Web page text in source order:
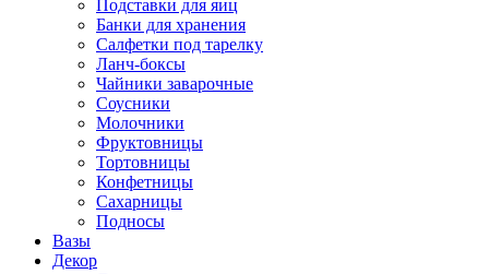
Подставки для яиц
Банки для хранения
Салфетки под тарелку
Ланч-боксы
Чайники заварочные
Соусники
Молочники
Фруктовницы
Тортовницы
Конфетницы
Сахарницы
Подносы
Вазы
Декор